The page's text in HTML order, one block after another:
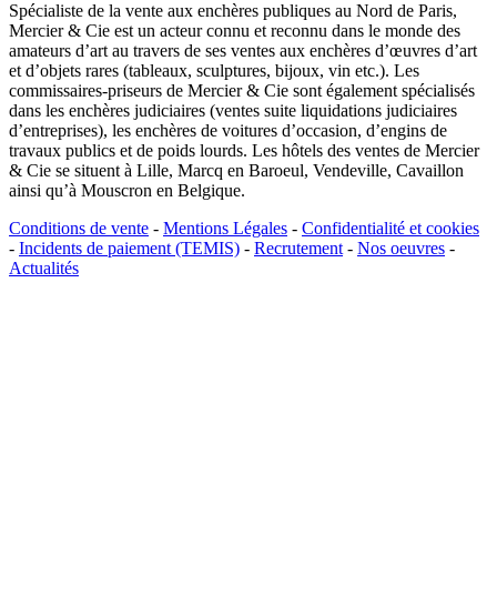
Spécialiste de la vente aux enchères publiques au Nord de Paris,
Mercier & Cie est un acteur connu et reconnu dans le monde des
amateurs d’art au travers de ses ventes aux enchères d’œuvres d’art
et d’objets rares (tableaux, sculptures, bijoux, vin etc.). Les
commissaires-priseurs de Mercier & Cie sont également spécialisés
dans les enchères judiciaires (ventes suite liquidations judiciaires
d’entreprises), les enchères de voitures d’occasion, d’engins de
travaux publics et de poids lourds. Les hôtels des ventes de Mercier
& Cie se situent à Lille, Marcq en Baroeul, Vendeville, Cavaillon
ainsi qu’à Mouscron en Belgique.
Conditions de vente - Mentions Légales - Confidentialité et cookies
- Incidents de paiement (TEMIS) - Recrutement- Nos oeuvres -
Actualités